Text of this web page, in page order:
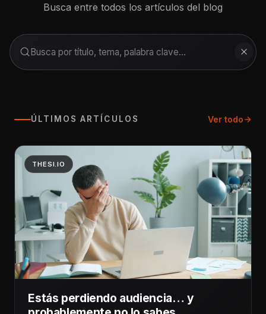
Busca entre todos los artículos del blog
ÚLTIMOS ARTÍCULOS Ver todo
THESI.IO
Estás perdiendo audiencia… y